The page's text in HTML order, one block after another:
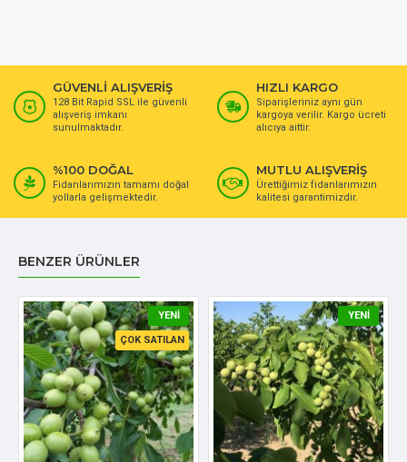
GÜVENLİ ALIŞVERİŞ
128 Bit Rapid SSL ile güvenli
alışveriş imkanı
sunulmaktadır.
HIZLI KARGO
Siparişleriniz aynı gün
kargoya verilir. Kargo ücreti
alıcıya aittir.
%100 DOĞAL
Fidanlarımızın tamamı doğal
yollarla gelişmektedir.
MUTLU ALIŞVERİŞ
Ürettiğimiz fidanlarımızın
kalitesi garantimizdir.
BENZER ÜRÜNLER
YENI
ÇOK SATILAN
YENI